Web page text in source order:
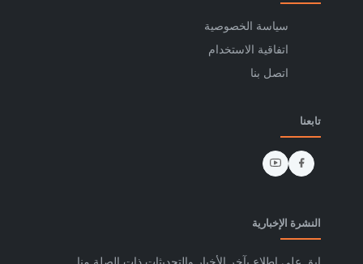
سياسة الخصوصية
اتفاقية الاستخدام
اتصل بنا
تابعنا
النشرة الإخبارية